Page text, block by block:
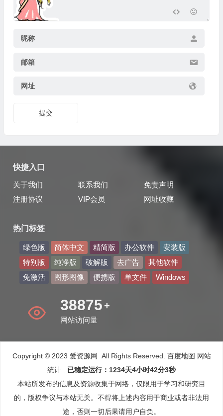
昵称
邮箱
网址
提交
快捷入口
关于我们 联系我们
免责声明
注册协议
VIP会员 网址收藏
热门标签
绿色版 简体中文 精简版 办公软件
安装版
特别版
纯净版 破解版 去广告
其他软件
免激活
图形图像 便携版 单文件 Windows
47130 +
网站访问量
Copyright © 2023 爱资源网 All Rights Reserved. 百度地图 网站
统计 . 已稳定运行：1234天4小时42分4秒
本站所发布的信息及资源收集于网络，仅限用于学习和研究目
的，版权争议与本站无关。不得将上述内容用于商业或者非法用
途，否则一切后果请用户自负。